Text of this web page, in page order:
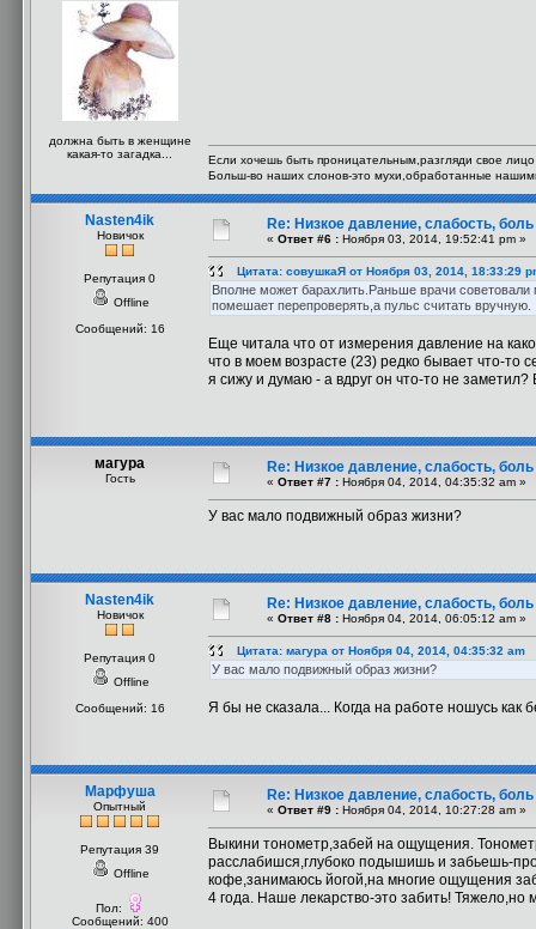
должна быть в женщине
какая-то загадка...
Если хочешь быть проницательным,разгляди свое лицо
Больш-во наших слонов-это мухи,обработанные
Nasten4ik
Новичок
Репутация 0
Offline
Сообщений: 16
Re: Низкое давление, слабость,
« Ответ #6 : Ноября 03, 2014, 19:52:41 pm »
Цитата: совушкаЯ от Ноября 03, 2014, 18:33:29
Вполне может барахлить.Раньше врачи
помешает перепроверять,а пульс считать вручную.
Еще читала что от измерения давление на
что в моем возрасте (23) редко бывает что-
я сижу и думаю - а вдруг он что-то не
магура
Гость
Re: Низкое давление, слабость,
« Ответ #7 : Ноября 04, 2014, 04:35:32 am »
У вас мало подвижный образ жизни?
Nasten4ik
Новичок
Репутация 0
Offline
Сообщений: 16
Re: Низкое давление, слабость,
« Ответ #8 : Ноября 04, 2014, 06:05:12 am »
Цитата: магура от Ноября 04, 2014, 04:35:32 am
У вас мало подвижный образ жизни?
Я бы не сказала... Когда на работе ношусь как
Марфуша
Опытный
Репутация 39
Offline
Пол:
Сообщений: 400
Re: Низкое давление, слабость,
« Ответ #9 : Ноября 04, 2014, 10:27:28 am »
Выкини тонометр,забей на ощущения.
расслабишся,глубоко подышишь и забьешь-
кофе,занимаюсь йогой,на многие ощущения
4 года. Наше лекарство-это забить! Тяжело,но